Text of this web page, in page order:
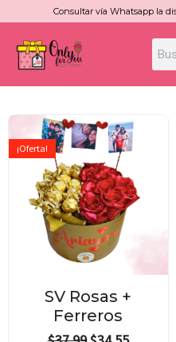
contenido
Consultar vía Whatsapp la
¡Oferta!
SV Rosas +
Ferreros
Original
price
was:
$37,99.
Current
price
is:
$34,55.